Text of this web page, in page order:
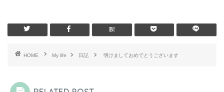
HOME My life 日記 明けましておめでとうございます